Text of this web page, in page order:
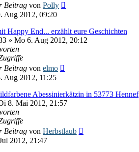
Beitrag von Polly
Aug 2012, 09:20
Happy End... erzählt eure Geschichten
» Mo 6. Aug 2012, 20:12
Beitrag von elmo
Aug 2012, 11:25
Abessinierkätzin in 53773 Hennef
8. Mai 2012, 21:57
Beitrag von Herbstlaub
2012, 21:47